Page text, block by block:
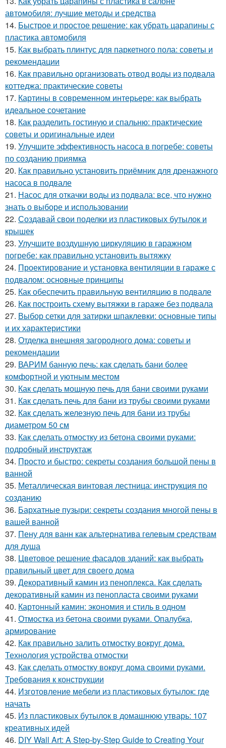
автомобиля: лучшие методы и средства
14. Быстрое и простое решение: как убрать царапины с
пластика автомобиля
15. Как выбрать плинтус для паркетного пола: советы и
рекомендации
16. Как правильно организовать отвод воды из подвала
коттеджа: практические советы
17. Картины в современном интерьере: как выбрать
идеальное сочетание
18. Как разделить гостиную и спальню: практические
советы и оригинальные идеи
19. Улучшите эффективность насоса в погребе: советы
по созданию приямка
20. Как правильно установить приёмник для дренажного
насоса в подвале
21. Насос для откачки воды из подвала: все, что нужно
знать о выборе и использовании
22. Создавай свои поделки из пластиковых бутылок и
крышек
23. Улучшите воздушную циркуляцию в гаражном
погребе: как правильно установить вытяжку
24. Проектирование и установка вентиляции в гараже с
подвалом: основные принципы
25. Как обеспечить правильную вентиляцию в подвале
26. Как построить схему вытяжки в гараже без подвала
27. Выбор сетки для затирки шпаклевки: основные типы
и их характеристики
28. Отделка внешняя загородного дома: советы и
рекомендации
29. ВАРИМ банную печь: как сделать бани более
комфортной и уютным местом
30. Как сделать мощную печь для бани своими руками
31. Как сделать печь для бани из трубы своими руками
32. Как сделать железную печь для бани из трубы
диаметром 50 см
33. Как сделать отмостку из бетона своими руками:
подробный инструктаж
34. Просто и быстро: секреты создания большой пены в
ванной
35. Металлическая винтовая лестница: инструкция по
созданию
36. Бархатные пузыри: секреты создания многой пены в
вашей ванной
37. Пену для ванн как альтернатива гелевым средствам
для душа
38. Цветовое решение фасадов зданий: как выбрать
правильный цвет для своего дома
39. Декоративный камин из пеноплекса. Как сделать
декоративный камин из пенопласта своими руками
40. Картонный камин: экономия и стиль в одном
41. Отмостка из бетона своими руками. Опалубка,
армирование
42. Как правильно залить отмостку вокруг дома.
Технология устройства отмостки
43. Как сделать отмостку вокруг дома своими руками.
Требования к конструкции
44. Изготовление мебели из пластиковых бутылок: где
начать
45. Из пластиковых бутылок в домашнюю утварь: 107
креативных идей
46. DIY Wall Art: A Step-by-Step Guide to Creating Your